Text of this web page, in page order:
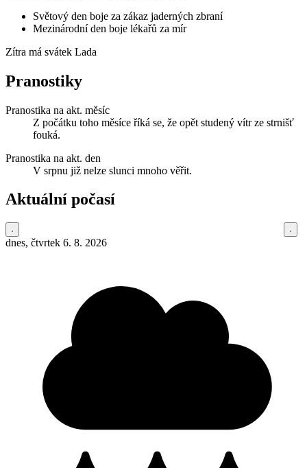
Světový den boje za zákaz jaderných zbraní
Mezinárodní den boje lékařů za mír
Zítra má svátek Lada
Pranostiky
Pranostika na akt. měsíc
Z počátku toho měsíce říká se, že opět studený vítr ze strnišť
fouká.
Pranostika na akt. den
V srpnu již nelze slunci mnoho věřit.
Aktuální počasí
dnes, čtvrtek 6. 8. 2026